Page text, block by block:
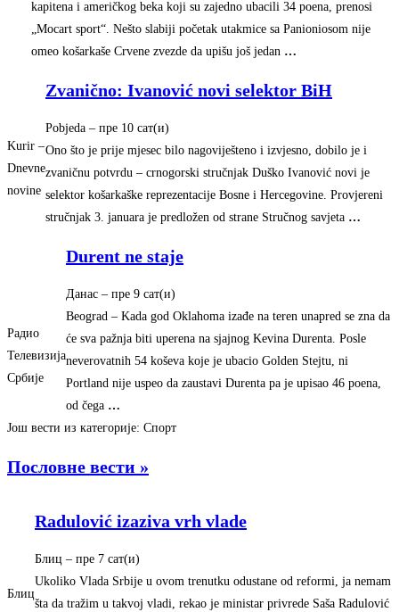
kapitena i američkog beka koji su zajedno ubacili 34 poena, prenosi
„Mocart sport“. Nešto slabiji početak utakmice sa Panioniosom nije
omeo košarkaše Crvene zvezde da upišu još jedan …
Kurir –
Dnevne
novine
Zvanično: Ivanović novi selektor BiH
Pobjeda – ‎пре 10 сат(и)‎
Ono što je prije mjesec bilo nagoviješteno i izvjesno, dobilo je i
zvaničnu potvrdu – crnogorski stručnjak Duško Ivanović novi je
selektor košarkaške reprezentacije Bosne i Hercegovine. Provjereni
stručnjak 3. januara je predložen od strane Stručnog savjeta …
Радио
Телевизија
Србије
Durent ne staje
Данас – ‎пре 9 сат(и)‎
Beograd – Kada god Oklahoma izađe na teren unapred se zna da
će sva pažnja biti uperena na sjajnog Kevina Durenta. Posle
neverovatnih 54 koševa koje je ubacio Golden Stejtu, ni
Portland nije uspeo da zaustavi Durenta pa je upisao 46 poena,
od čega …
Још вести из категорије: Спорт
Пословне вести »
Блиц
Radulović izaziva vrh vlade
Блиц – ‎пре 7 сат(и)‎
Ukoliko Vlada Srbije u ovom trenutku odustane od reformi, ja nemam
šta da tražim u takvoj vladi, rekao je ministar privrede Saša Radulović